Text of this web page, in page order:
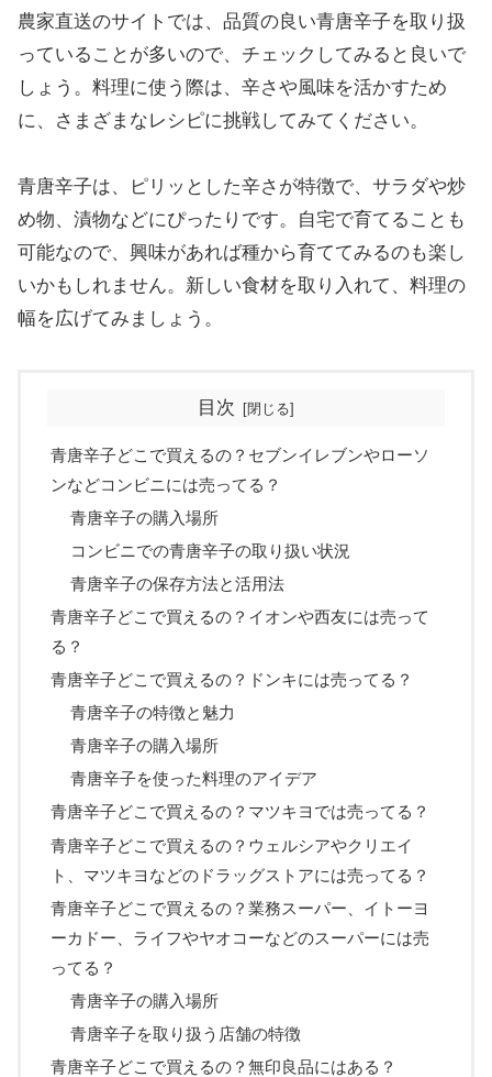
農家直送のサイトでは、品質の良い青唐辛子を取り扱
っていることが多いので、チェックしてみると良いで
しょう。料理に使う際は、辛さや風味を活かすため
に、さまざまなレシピに挑戦してみてください。
青唐辛子は、ピリッとした辛さが特徴で、サラダや炒
め物、漬物などにぴったりです。自宅で育てることも
可能なので、興味があれば種から育ててみるのも楽し
いかもしれません。新しい食材を取り入れて、料理の
幅を広げてみましょう。
目次
青唐辛子どこで買えるの？セブンイレブンやローソ
ンなどコンビニには売ってる？
青唐辛子の購入場所
コンビニでの青唐辛子の取り扱い状況
青唐辛子の保存方法と活用法
青唐辛子どこで買えるの？イオンや西友には売って
る？
青唐辛子どこで買えるの？ドンキには売ってる？
青唐辛子の特徴と魅力
青唐辛子の購入場所
青唐辛子を使った料理のアイデア
青唐辛子どこで買えるの？マツキヨでは売ってる？
青唐辛子どこで買えるの？ウェルシアやクリエイ
ト、マツキヨなどのドラッグストアには売ってる？
青唐辛子どこで買えるの？業務スーパー、イトーヨ
ーカドー、ライフやヤオコーなどのスーパーには売
ってる？
青唐辛子の購入場所
青唐辛子を取り扱う店舗の特徴
青唐辛子どこで買えるの？無印良品にはある？